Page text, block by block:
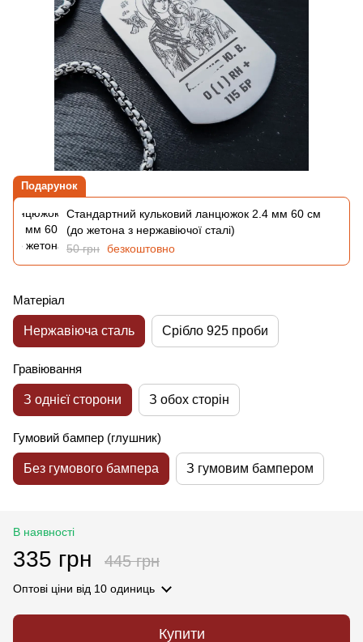
Подарунок
Стандартний кульковий ланцюжок 2.4 мм 60 см
(до жетона з нержавіючої сталі)
50 грн безкоштовно
Матеріал
Нержавіюча сталь Срібло 925 проби
Гравіювання
З однієї сторони З обох сторін
Гумовий бампер (глушник)
Без гумового бампера З гумовим бампером
В наявності
335 грн 445 грн
Оптові ціни від 10 одиниць
Купити